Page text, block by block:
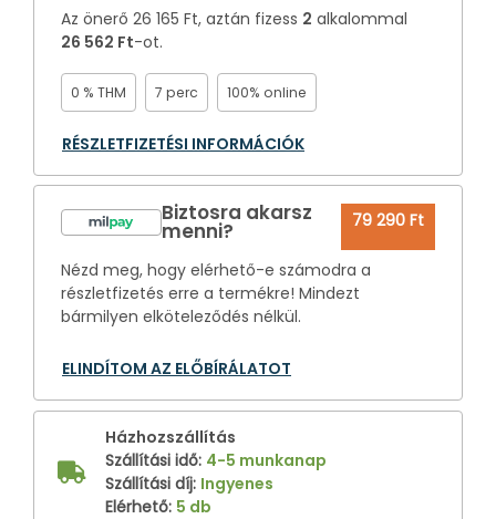
Az önerő 26 165 Ft, aztán fizess 2 alkalommal
26 562 Ft-ot.
0 % THM 7 perc 100% online
RÉSZLETFIZETÉSI INFORMÁCIÓK
Biztosra akarsz
menni? 79 290 Ft
Nézd meg, hogy elérhető-e számodra a
részletfizetés erre a termékre! Mindezt
bármilyen elköteleződés nélkül.
ELINDÍTOM AZ ELŐBÍRÁLATOT
Házhozszállítás
Szállítási idő: 4-5 munkanap
Szállítási díj: Ingyenes
Elérhető: 5 db